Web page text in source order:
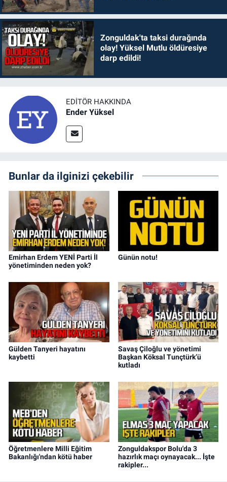
Zonguldak'ta taksi durağında
olay! Yüksel Mutlu öldüresiye
darp edildi!
EDITÖR HAKKINDA
Ender Yüksel
Bunlar da ilginizi çekebilir
Emirhan Erdem YENİ Parti İl
yönetiminden neden yok?
Günün notu!
Gülden Tanyeri hayatını
kaybetti
Savaş Çiloğlu ve yönetimi
Başkan Köksal Tunçtürk’ü
kutladı
Öğretmenlere Milli Eğitim
Bakanlığı'ndan kötü haber
Zonguldakspor Bolu'da 3
hazırlık maçı oynayacak... İşte
rakipler...